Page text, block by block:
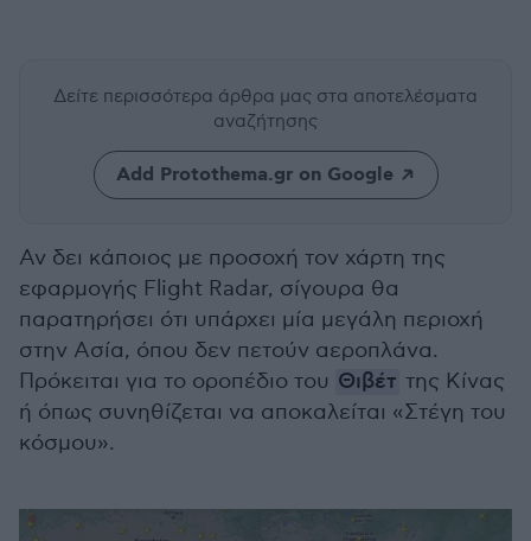
Δείτε περισσότερα άρθρα μας στα αποτελέσματα
αναζήτησης
Add Protothema.gr on Google
Αν δει κάποιος με προσοχή τον χάρτη της
εφαρμογής Flight Radar, σίγουρα θα
παρατηρήσει ότι υπάρχει μία μεγάλη περιοχή
στην Ασία, όπου δεν πετούν αεροπλάνα.
Πρόκειται για το οροπέδιο του Θιβέτ της Κίνας
ή όπως συνηθίζεται να αποκαλείται «Στέγη του
κόσμου».